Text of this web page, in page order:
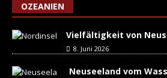
OZEANIEN
Vielfältigkeit von
8. Juni 2026
Neuseeland vom